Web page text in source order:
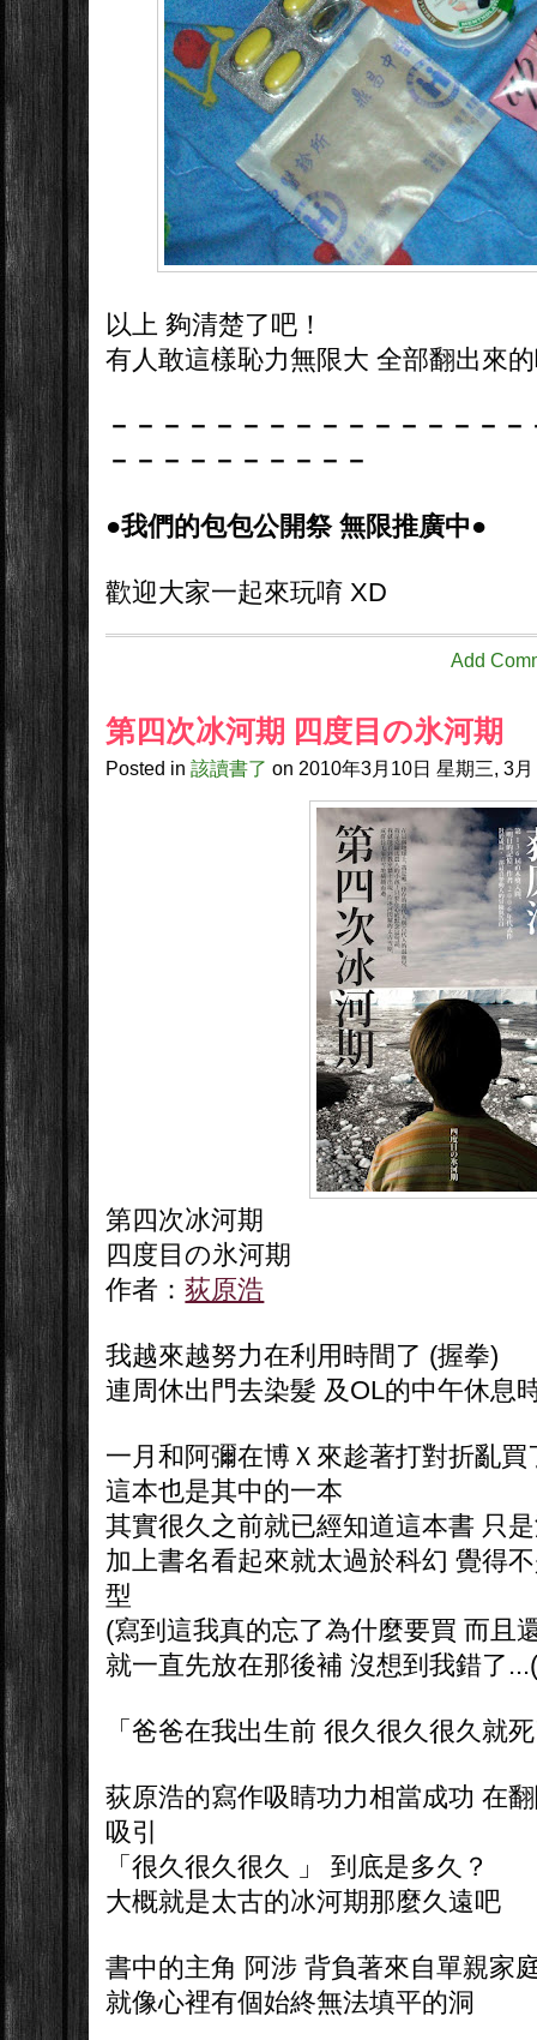
以上 夠清楚了吧！
有人敢這樣恥力無限大 全部翻出來
－ －－－－ －－－－ －－－－ －－－
－－－－ －－－－ －－
●我們的包包公開祭 無限推廣中●
歡迎大家一起來玩唷 XD
Add
第四次冰河期 四度目の氷河期
Posted in該讀書了 on 2010年3月10日星期三, 3
第四次冰河期
四度目の氷河期
作者：荻原浩
我越來越努力在利用時間了 (握拳)
連周休出門去染髮 及OL的中午休息
一月和阿彌在博Ｘ來趁著打對折亂買
這本也是其中的一本
其實很久之前就已經知道這本書 只
加上書名看起來就太過於科幻 覺得
型
(寫到這我真的忘了為什麼要買 而且
就一直先放在那後補 沒想到我錯了
「爸爸在我出生前 很久很久很久就
荻原浩的寫作吸睛功力相當成功 在
吸引
「很久很久很久 」 到底是多久？
大概就是太古的冰河期那麼久遠吧
書中的主角 阿涉 背負著來自單親家
就像心裡有個始終無法填平的洞